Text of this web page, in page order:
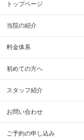
トップページ
当院の紹介
料金体系
初めての方へ
スタッフ紹介
お問い合わせ
ご予約の申し込み